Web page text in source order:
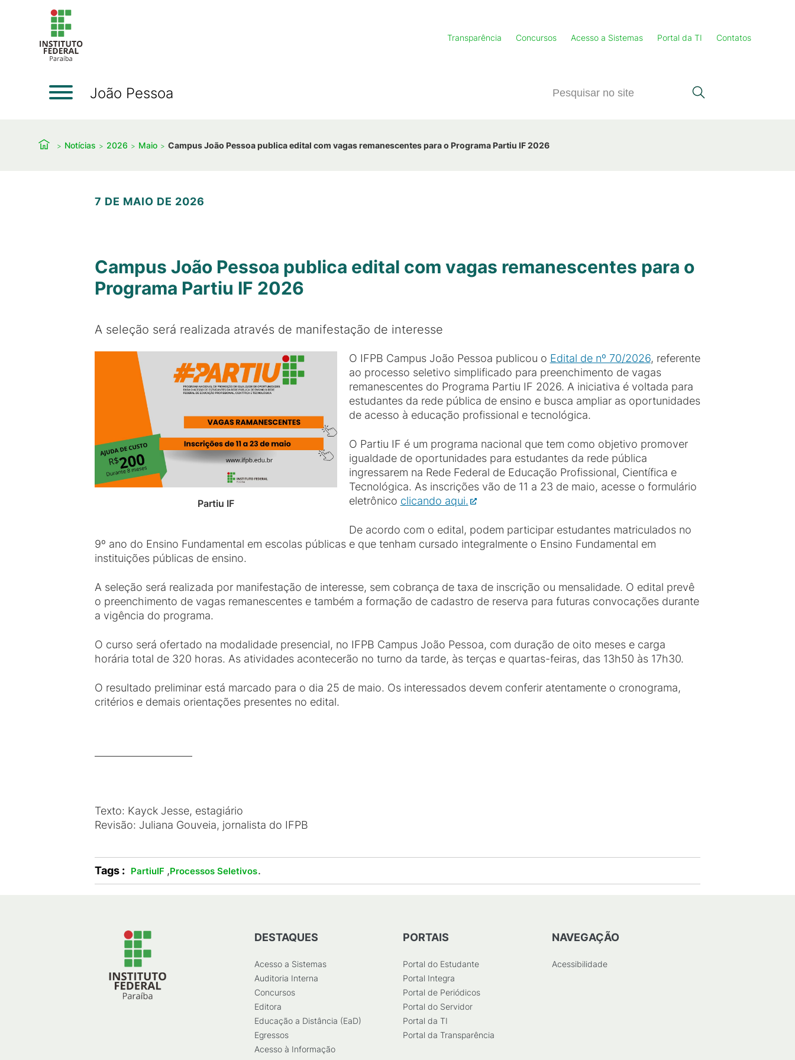
Transparência Concursos Acesso a Sistemas Portal da TI Contatos
João Pessoa
Notícias 2026 Maio Campus João Pessoa publica edital com vagas remanescentes para o Programa Partiu IF 2026
7 DE MAIO DE 2026
Campus João Pessoa publica edital com vagas remanescentes para o
Programa Partiu IF 2026
A seleção será realizada através de manifestação de interesse
Partiu IF
O IFPB Campus João Pessoa publicou o Edital de nº 70/2026, referente
ao processo seletivo simplificado para preenchimento de vagas
remanescentes do Programa Partiu IF 2026. A iniciativa é voltada para
estudantes da rede pública de ensino e busca ampliar as oportunidades
de acesso à educação profissional e tecnológica.
O Partiu IF é um programa nacional que tem como objetivo promover
igualdade de oportunidades para estudantes da rede pública
ingressarem na Rede Federal de Educação Profissional, Científica e
Tecnológica. As inscrições vão de 11 a 23 de maio, acesse o formulário
eletrônico clicando aqui.
De acordo com o edital, podem participar estudantes matriculados no
9º ano do Ensino Fundamental em escolas públicas e que tenham cursado integralmente o Ensino Fundamental em
instituições públicas de ensino.
A seleção será realizada por manifestação de interesse, sem cobrança de taxa de inscrição ou mensalidade. O edital prevê
o preenchimento de vagas remanescentes e também a formação de cadastro de reserva para futuras convocações durante
a vigência do programa.
O curso será ofertado na modalidade presencial, no IFPB Campus João Pessoa, com duração de oito meses e carga
horária total de 320 horas. As atividades acontecerão no turno da tarde, às terças e quartas-feiras, das 13h50 às 17h30.
O resultado preliminar está marcado para o dia 25 de maio. Os interessados devem conferir atentamente o cronograma,
critérios e demais orientações presentes no edital.
Texto: Kayck Jesse, estagiário
Revisão: Juliana Gouveia, jornalista do IFPB
Tags : PartiuIF ,Processos Seletivos.
DESTAQUES
Acesso a Sistemas
Auditoria Interna
Concursos
Editora
Educação a Distância (EaD)
Egressos
Acesso à Informação
PORTAIS
Portal do Estudante
Portal Integra
Portal de Periódicos
Portal do Servidor
Portal da TI
Portal da Transparência
NAVEGAÇÃO
Acessibilidade